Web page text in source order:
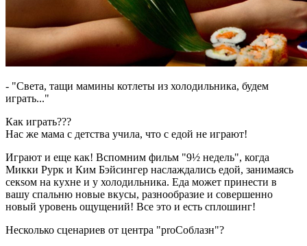
- "Света, тащи мамины котлеты из холодильника, будем
играть..."
Как играть???
Нас же мама с детства учила, что с едой не играют!
Играют и еще как! Вспомним фильм "9½ недель", когда
Микки Рурк и Ким Бэйсингер наслаждались едой, занимаясь
секsом на кухне и у холодильника. Еда может принести в
вашу спальню новые вкусы, разнообразие и совершенно
новый уровень ощущений! Все это и есть сплошинг!
Несколько сценариев от центра "proСоблазн"?